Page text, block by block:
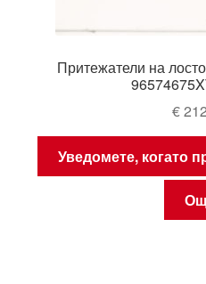
Притежатели на
€
Уведомете, когато